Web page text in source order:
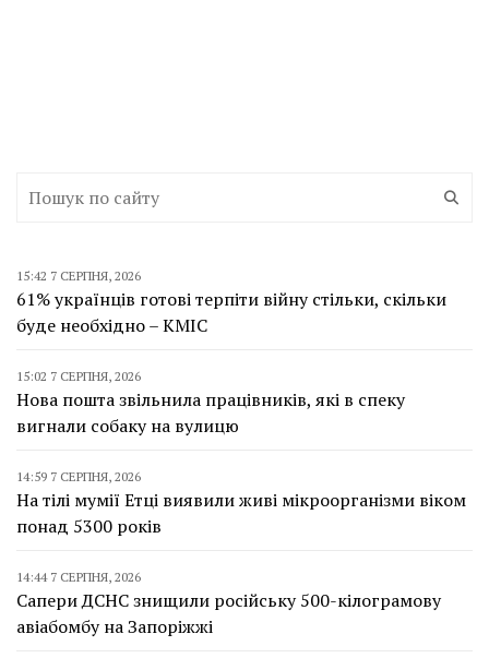
15:42 7 СЕРПНЯ, 2026
61% українців готові терпіти війну стільки, скільки
буде необхідно – КМІС
15:02 7 СЕРПНЯ, 2026
Нова пошта звільнила працівників, які в спеку
вигнали собаку на вулицю
14:59 7 СЕРПНЯ, 2026
На тілі мумії Етці виявили живі мікроорганізми віком
понад 5300 років
14:44 7 СЕРПНЯ, 2026
Сапери ДСНС знищили російську 500-кілограмову
авіабомбу на Запоріжжі